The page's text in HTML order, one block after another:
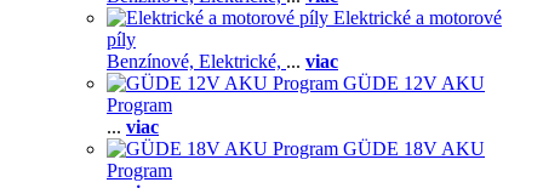
Elektrické a motorové
píly
Benzínové, Elektrické, ... viac
GÜDE 12V AKU
Program
... viac
GÜDE 18V AKU
Program